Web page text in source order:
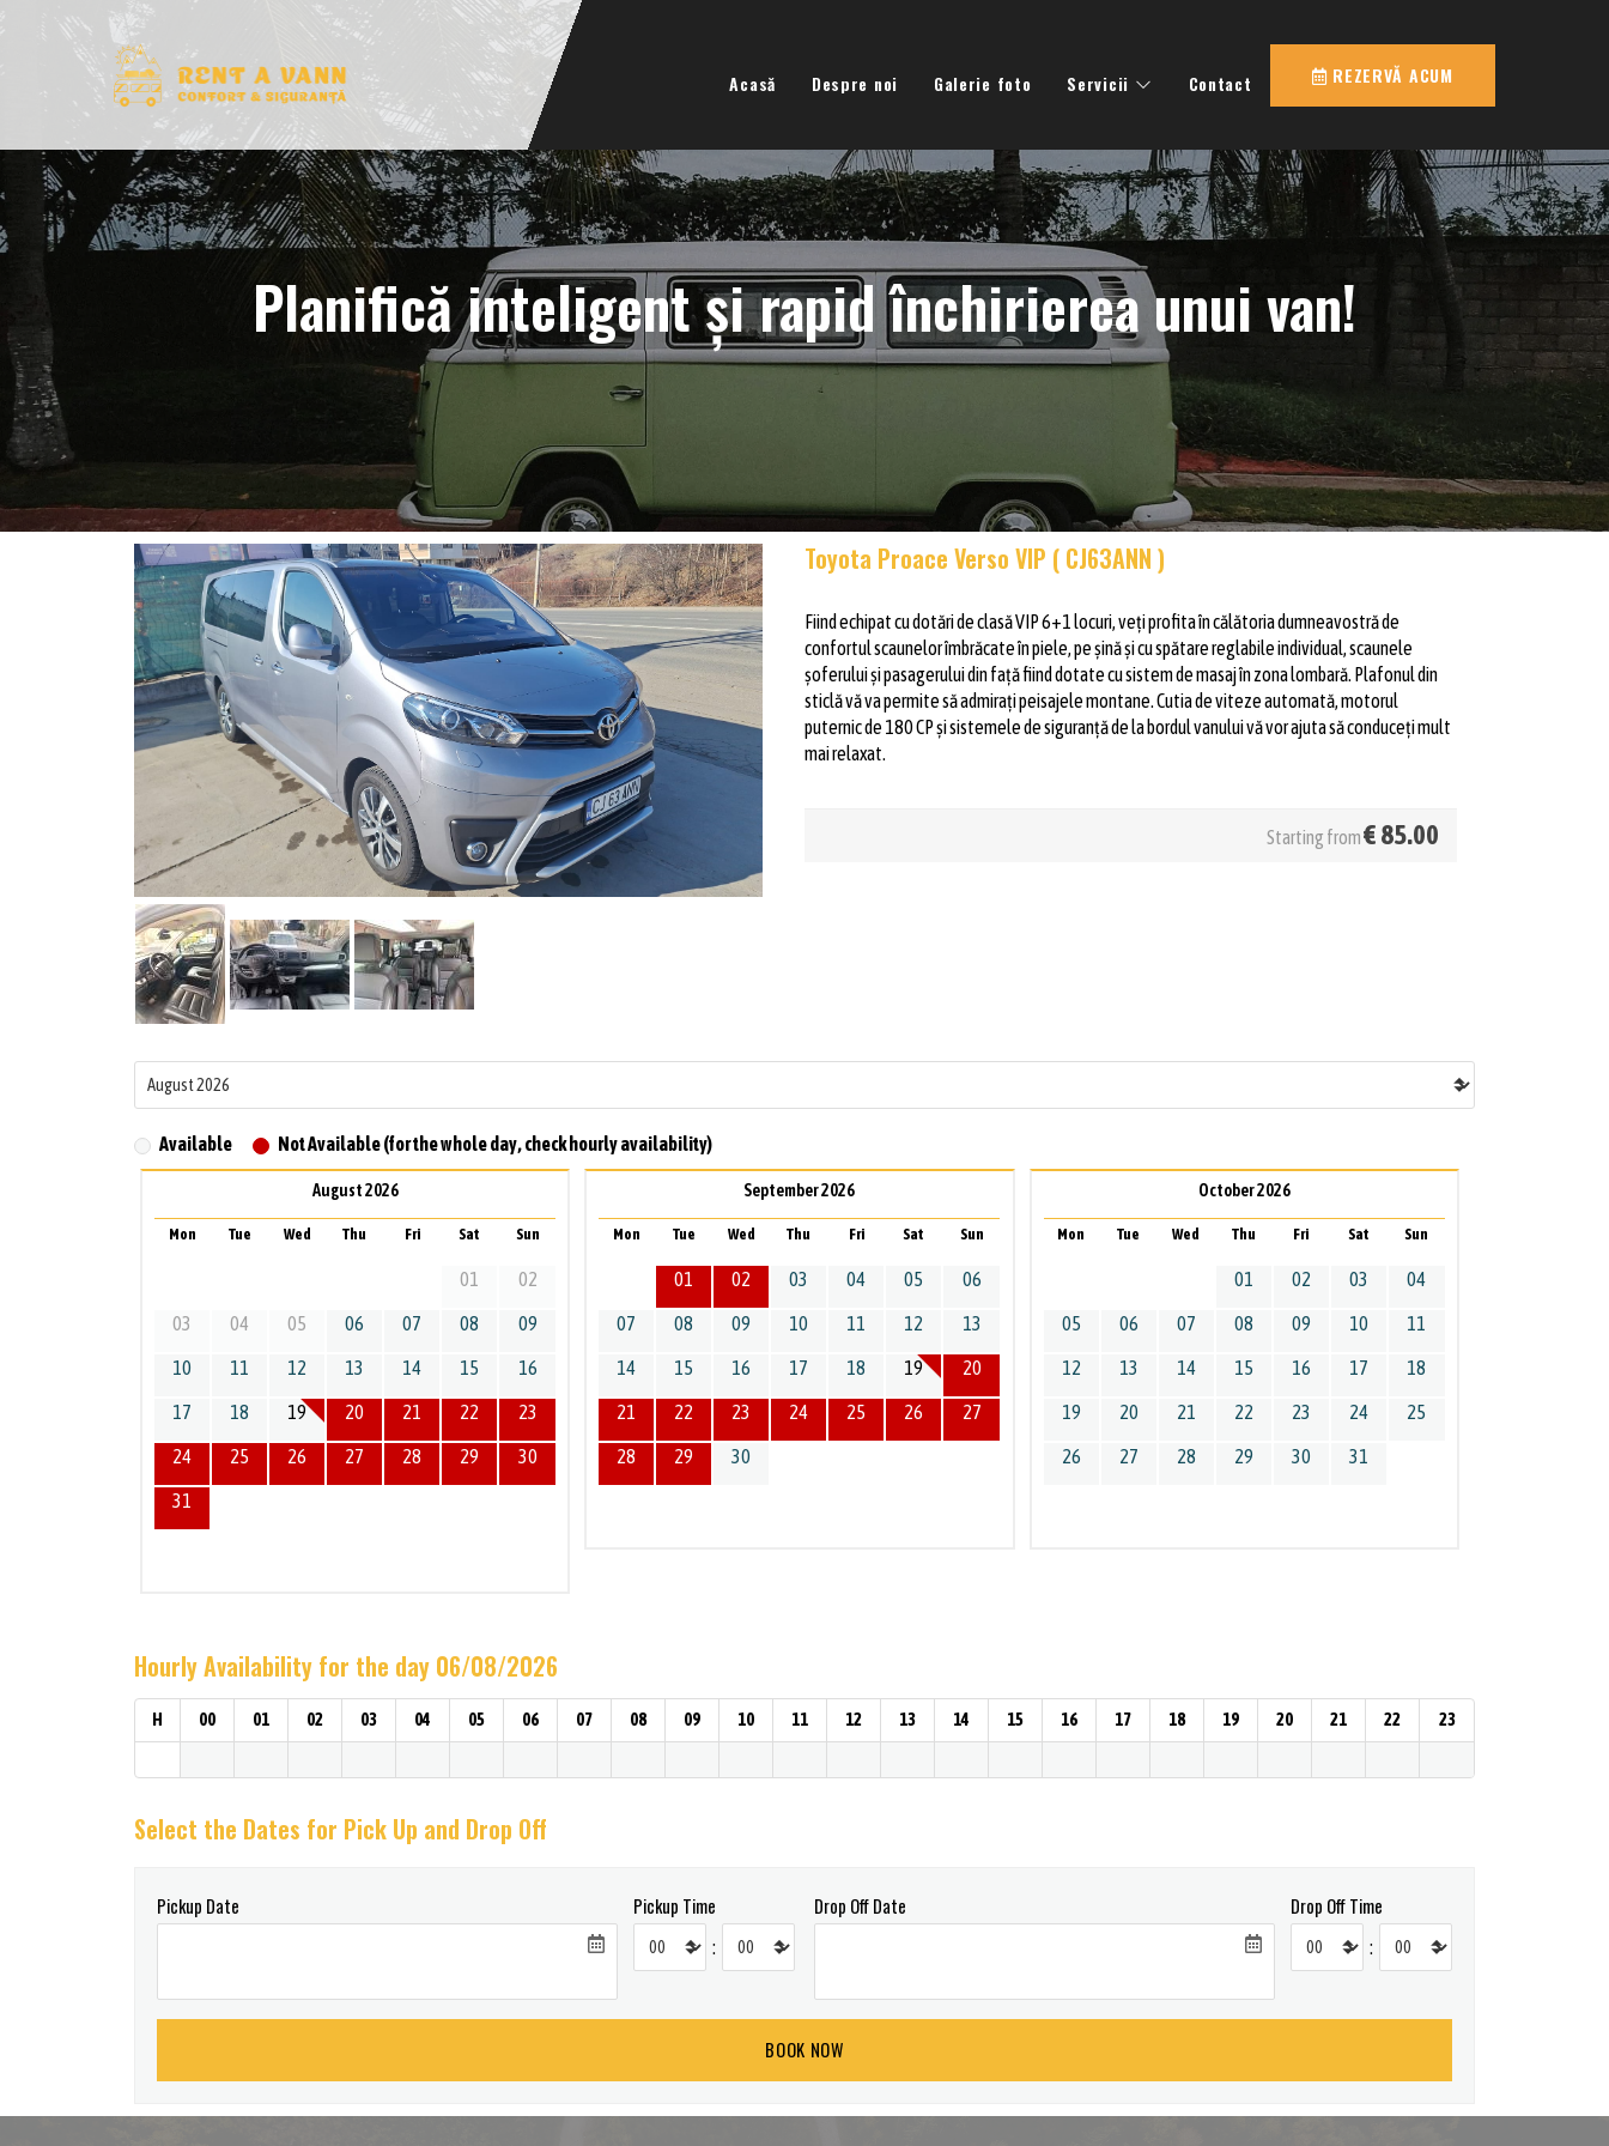
Acasă Despre noi Galerie foto Servicii Contact REZERVĂ ACUM
Planifică inteligent și rapid închirierea unui van!
Toyota Proace Verso VIP ( CJ63ANN )
Fiind echipat cu dotări de clasă VIP 6+1 locuri, veți profita în călătoria dumneavostră de
confortul scaunelor îmbrăcate în piele, pe șină și cu spătare reglabile individual, scaunele
șoferului și pasagerului din față fiind dotate cu sistem de masaj în zona lombară. Plafonul din
sticlă vă va permite să admirați peisajele montane. Cutia de viteze automată, motorul
puternic de 180 CP și sistemele de siguranță de la bordul vanului vă vor ajuta să conduceți mult
mai relaxat.
Starting from€85.00
Available Not Available (for the whole day, check hourly availability)
August 2026
Mon Tue Wed Thu Fri Sat Sun
01 02
03 04 05 06 07 08 09
10 11 12 13 14 15 16
17 18 19 20 21 22 23
24 25 26 27 28 29 30
31
September 2026
Mon Tue Wed Thu Fri Sat Sun
01 02 03 04 05 06
07 08 09 10 11 12 13
14 15 16 17 18 19 20
21 22 23 24 25 26 27
28 29 30
October 2026
Mon Tue Wed Thu Fri Sat Sun
01 02 03 04
05 06 07 08 09 10 11
12 13 14 15 16 17 18
19 20 21 22 23 24 25
26 27 28 29 30 31
Hourly Availability for the day 06/08/2026
H 00 01 02 03 04 05 06 07 08 09 10 11 12 13 14 15 16 17 18 19 20 21 22 23
Select the Dates for Pick Up and Drop Off
Pickup Date Pickup Time
:
Drop Off Date Drop Off Time
: